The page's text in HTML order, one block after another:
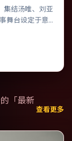
集结汤唯、刘亚
舞台设定于意
与色彩高度服
「最新
查看更多